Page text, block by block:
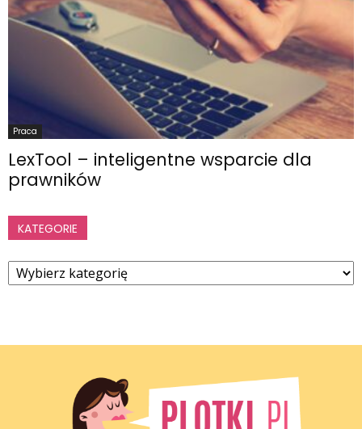
Praca
LexTool – inteligentne wsparcie dla
prawników
KATEGORIE
Kategorie